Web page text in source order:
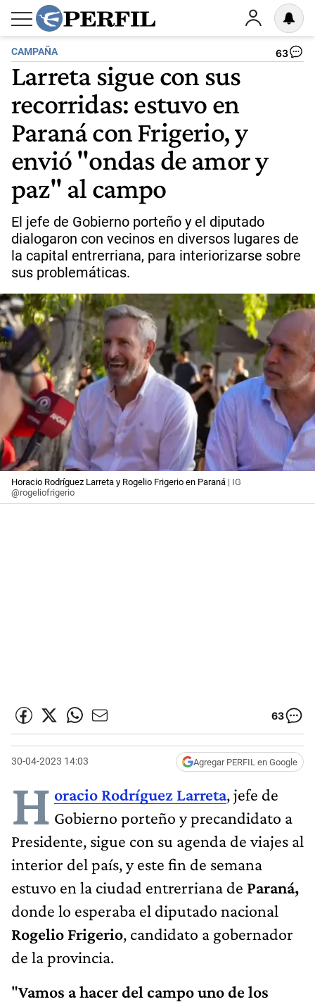
CAMPAÑA 63
Larreta sigue con sus
recorridas: estuvo en
Paraná con Frigerio, y
envió "ondas de amor y
paz" al campo
El jefe de Gobierno porteño y el diputado
dialogaron con vecinos en diversos lugares de
la capital entrerriana, para interiorizarse sobre
sus problemáticas.
Horacio Rodríguez Larreta y Rogelio Frigerio en Paraná | IG
@rogeliofrigerio
63
30-04-2023 14:03 Agregar PERFIL en Google
H oracio Rodríguez Larreta, jefe de
Gobierno porteño y precandidato a
Presidente, sigue con su agenda de viajes al
interior del país, y este fin de semana
estuvo en la ciudad entrerriana de Paraná,
donde lo esperaba el diputado nacional
Rogelio Frigerio, candidato a gobernador
de la provincia.
"Vamos a hacer del campo uno de los